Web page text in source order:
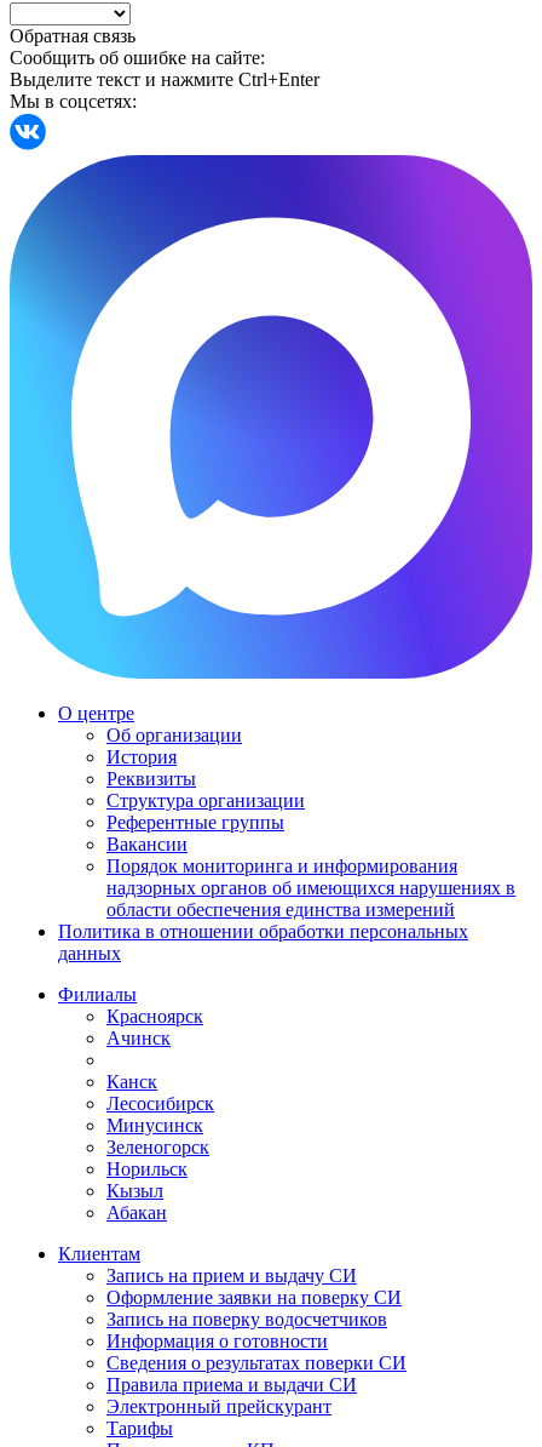
Обратная связь
Сообщить об ошибке на сайте:
Выделите текст и нажмите Ctrl+Enter
Мы в соцсетях:
О центре
Об организации
История
Реквизиты
Структура организации
Референтные группы
Вакансии
Порядок мониторинга и информирования
надзорных органов об имеющихся нарушениях в
области обеспечения единства измерений
Политика в отношении обработки персональных
данных
Филиалы
Красноярск
Ачинск
Канск
Лесосибирск
Минусинск
Зеленогорск
Норильск
Кызыл
Абакан
Клиентам
Запись на прием и выдачу СИ
Оформление заявки на поверку СИ
Запись на поверку водосчетчиков
Информация о готовности
Сведения о результатах поверки СИ
Правила приема и выдачи СИ
Электронный прейскурант
Тарифы